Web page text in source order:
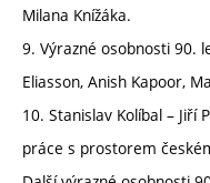
Milana Knížáka.
9. Výrazné osobnosti 90.
Eliasson, Anish Kapoor,
10. Stanislav Kolíbal – Jiří
práce s prostorem